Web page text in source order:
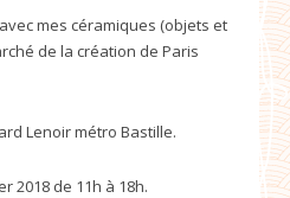
mes céramiques (objets et
de la création de Paris
Lenoir métro Bastille.
2018 de 11h à 18h.